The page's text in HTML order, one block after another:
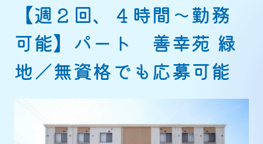
【週２回、４時間～勤務
可能】パート 善幸苑 緑
地／無資格でも応募可能